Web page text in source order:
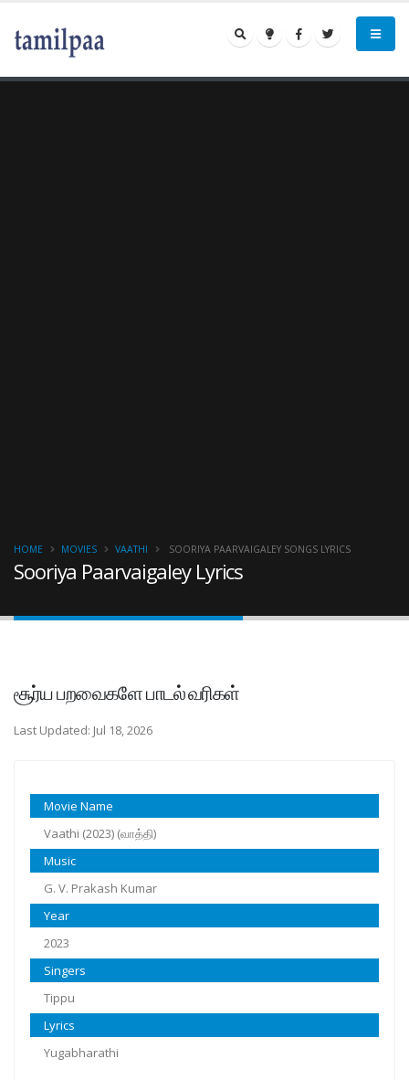
Sooriya Paarvaigaley Lyrics
HOME MOVIES VAATHI SOORIYA PAARVAIGALEY SONGS LYRICS
சூர்ய பறவைகளே பாடல் வரிகள்
Last Updated: Jul 18, 2026
Movie Name
Vaathi (2023) (வாத்தி)
Music
G. V. Prakash Kumar
Year
2023
Singers
Tippu
Lyrics
Yugabharathi